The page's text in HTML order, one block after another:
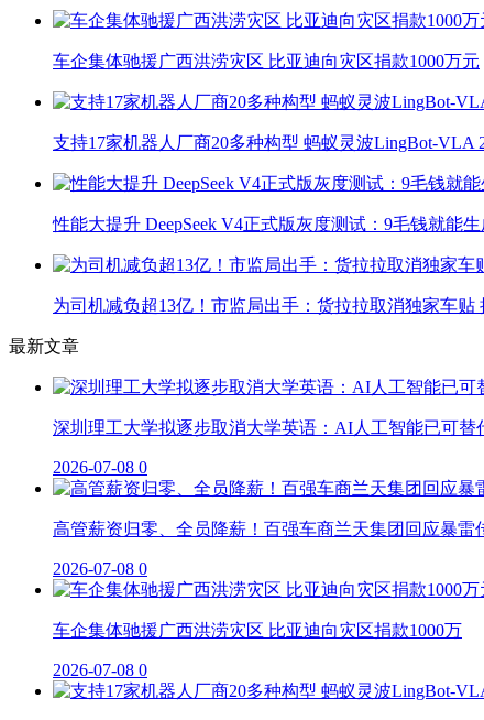
车企集体驰援广西洪涝灾区 比亚迪向灾区捐款1000万元
支持17家机器人厂商20多种构型 蚂蚁灵波LingBot-VLA
性能大提升 DeepSeek V4正式版灰度测试：9毛钱就能
为司机减负超13亿！市监局出手：货拉拉取消独家车贴
最新文章
深圳理工大学拟逐步取消大学英语：AI人工智能已可替
2026-07-08 0
高管薪资归零、全员降薪！百强车商兰天集团回应暴雷
2026-07-08 0
车企集体驰援广西洪涝灾区 比亚迪向灾区捐款1000万
2026-07-08 0